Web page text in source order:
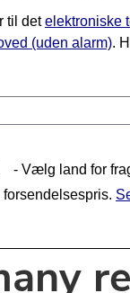
til detelektroniske
(uden alarm).
- Vælg land for